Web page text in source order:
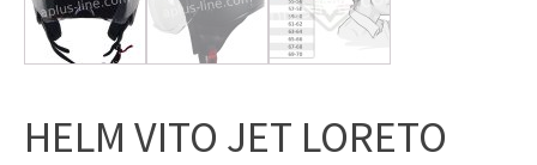
HELM VITO JET LORETO